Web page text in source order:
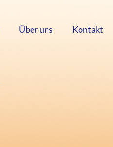
Über uns Kontakt